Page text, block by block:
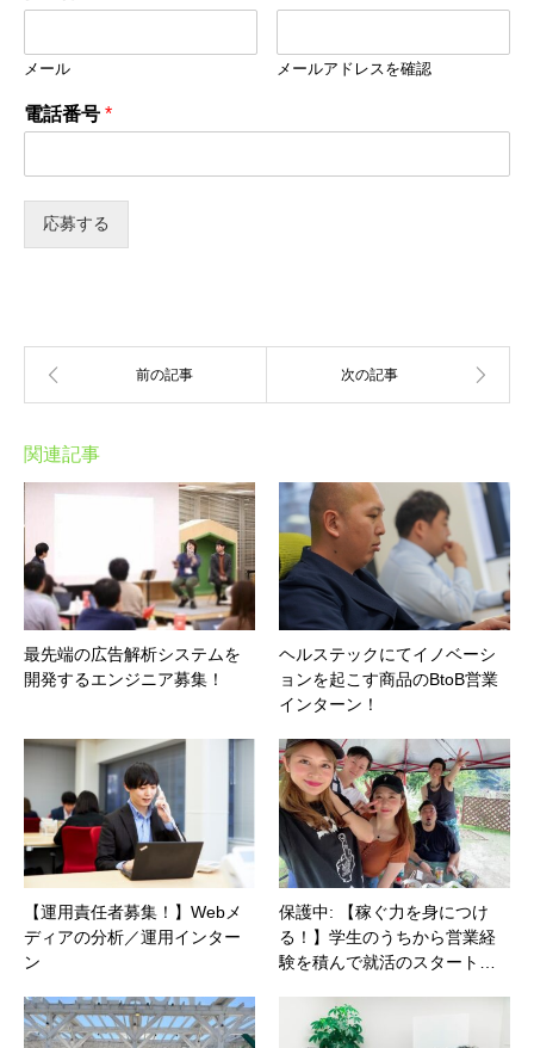
メール メールアドレスを確認
電話番号 *
応募する
関連記事
最先端の広告解析システムを
開発するエンジニア募集！
ヘルステックにてイノベーシ
ョンを起こす商品のBtoB営業
インターン！
【運用責任者募集！】Webメ
ディアの分析／運用インター
ン
保護中: 【稼ぐ力を身につけ
る！】学生のうちから営業経
験を積んで就活のスタート…